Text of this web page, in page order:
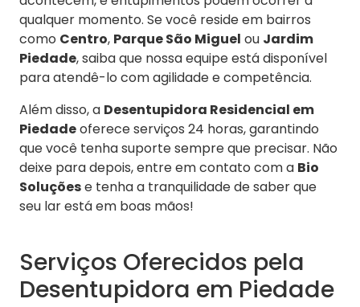
qualquer momento. Se você reside em bairros
como Centro, Parque São Miguel ou Jardim
Piedade, saiba que nossa equipe está disponível
para atendê-lo com agilidade e competência.
Além disso, a Desentupidora Residencial em
Piedadeoferece serviços 24 horas, garantindo
que você tenha suporte sempre que precisar. Não
deixe para depois, entre em contato com a Bio
Soluçõese tenha a tranquilidade de saber que
seu lar está em boas mãos!
Serviços Oferecidos pela
Desentupidora em Piedade